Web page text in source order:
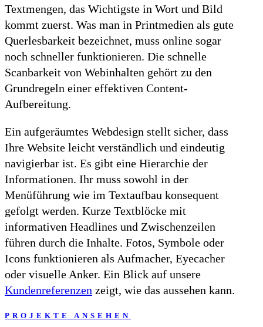
Textmengen, das Wichtigste in Wort und Bild
kommt zuerst. Was man in Printmedien als gute
Querlesbarkeit bezeichnet, muss online sogar
noch schneller funktionieren. Die schnelle
Scanbarkeit von Webinhalten gehört zu den
Grundregeln einer effektiven Content-
Aufbereitung.
Ein aufgeräumtes Webdesign stellt sicher, dass
Ihre Website leicht verständlich und eindeutig
navigierbar ist. Es gibt eine Hierarchie der
Informationen. Ihr muss sowohl in der
Menüführung wie im Textaufbau konsequent
gefolgt werden. Kurze Textblöcke mit
informativen Headlines und Zwischenzeilen
führen durch die Inhalte. Fotos, Symbole oder
Icons funktionieren als Aufmacher, Eyecacher
oder visuelle Anker. Ein Blick auf unsere
Kundenreferenzen zeigt, wie das aussehen kann.
PROJEKTE ANSEHEN